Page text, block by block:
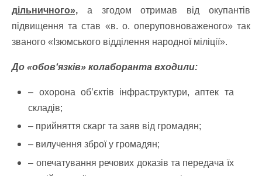
дільничного», а згодом отримав від окупантів
підвищення та став «в. о. оперуповноваженого» так
званого «Ізюмського відділення народної міліції».
До «обов‘язків» колаборанта входили:
– охорона об’єктів інфраструктури, аптек та
складів;
– прийняття скарг та заяв від громадян;
– вилучення зброї у громадян;
– опечатування речових доказів та передача їх